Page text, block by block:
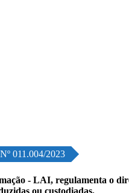
011.004/2023
- LAI, regulamenta o
ou custodiadas.